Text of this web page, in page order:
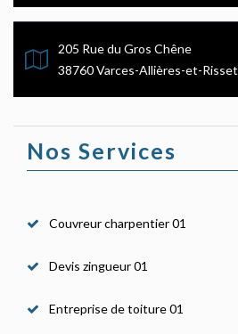
205 Rue du Gros Chêne
38760 Varces-Allières-et-Risset
Nos Services
Couvreur charpentier 01
Devis zingueur 01
Entreprise de toiture 01